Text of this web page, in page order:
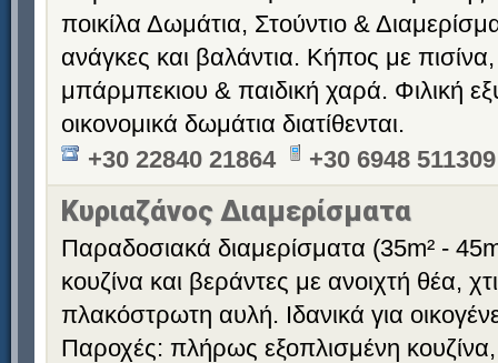
ποικίλα Δωμάτια, Στούντιο &
ανάγκες και βαλάντια. Κήπος με
μπάρμπεκιου & παιδική χαρά. Φιλική
οικονομικά δωμάτια διατίθενται.
+30 22840 21864
+30 6948 511309
Κυριαζάνος Διαμερίσματα
Παραδοσιακά διαμερίσματα (35m² -
κουζίνα και βεράντες με ανοιχτή θέα,
πλακόστρωτη αυλή. Ιδανικά για
Παροχές: πλήρως εξοπλισμένη